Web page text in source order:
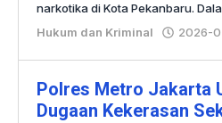
narkotika di Kota Pekanbaru.
Hukum dan Kriminal
2026-
Polres Metro Jakarta
Dugaan Kekerasan